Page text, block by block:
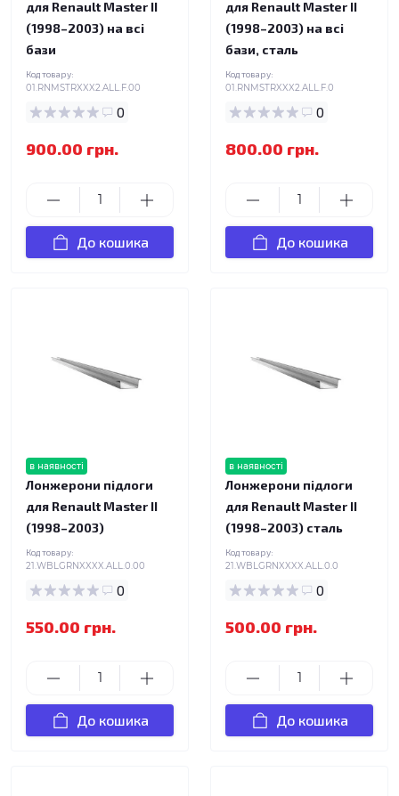
для Renault Master II
(1998–2003) на всі
бази
Код товару:
01.RNMSTRXXX2.ALL.F.00
0
900.00 грн.
До кошика
для Renault Master II
(1998–2003) на всі
бази, сталь
Код товару:
01.RNMSTRXXX2.ALL.F.0
0
800.00 грн.
До кошика
в наявності
Лонжерони підлоги
для Renault Master II
(1998–2003)
Код товару:
21.WBLGRNXXXX.ALL.0.00
0
550.00 грн.
До кошика
в наявності
Лонжерони підлоги
для Renault Master II
(1998–2003) сталь
Код товару:
21.WBLGRNXXXX.ALL.0.0
0
500.00 грн.
До кошика